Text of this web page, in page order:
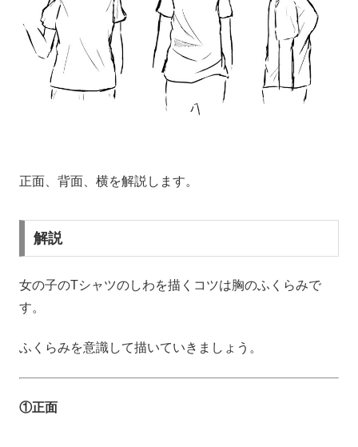
正面、背面、横を解説します。
解説
女の子のTシャツのしわを描くコツは胸のふくらみで
す。
ふくらみを意識して描いていきましょう。
①正面